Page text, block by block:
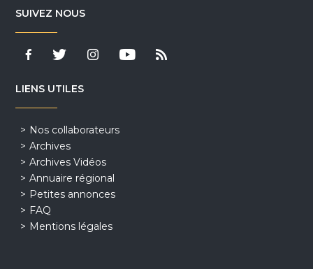
SUIVEZ NOUS
LIENS UTILES
Nos collaborateurs
Archives
Archives Vidéos
Annuaire régional
Petites annonces
FAQ
Mentions légales